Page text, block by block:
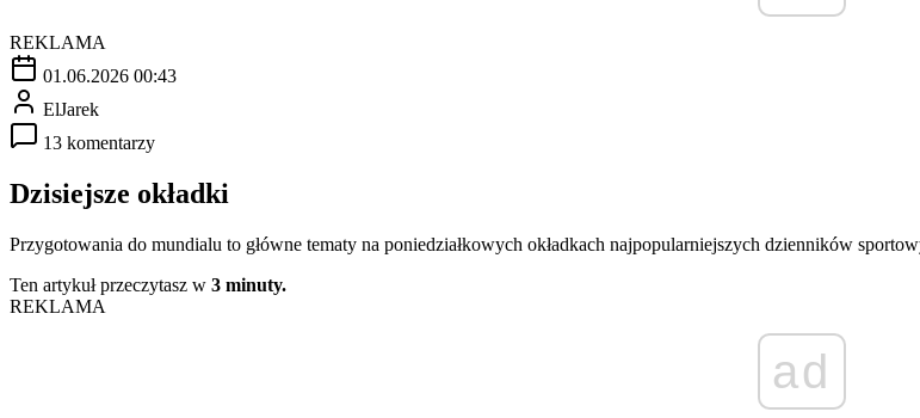
REKLAMA
01.06.2026 00:43
ElJarek
13 komentarzy
Dzisiejsze okładki
Przygotowania do mundialu to główne tematy na poniedziałkowych okładkach najpopularniejszych dzienników
Ten artykuł przeczytasz w 3 minuty.
REKLAMA
ad